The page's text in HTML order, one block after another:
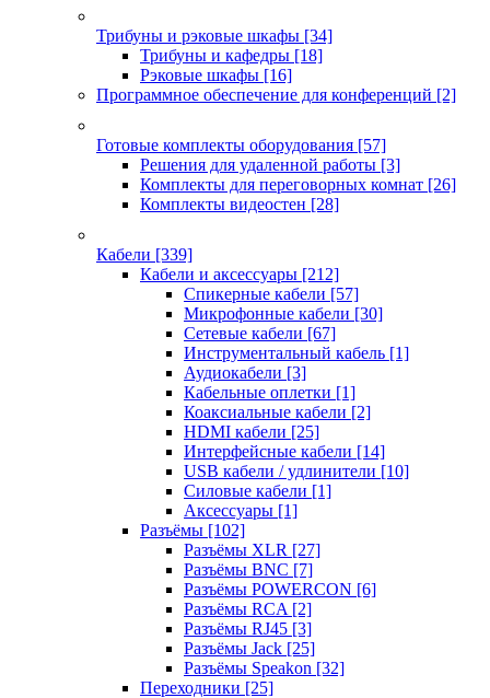
Трибуны и рэковые шкафы [34]
Трибуны и кафедры [18]
Рэковые шкафы [16]
Программное обеспечение для конференций [2]
Готовые комплекты оборудования [57]
Решения для удаленной работы [3]
Комплекты для переговорных комнат [26]
Комплекты видеостен [28]
Кабели [339]
Кабели и аксессуары [212]
Спикерные кабели [57]
Микрофонные кабели [30]
Сетевые кабели [67]
Инструментальный кабель [1]
Аудиокабели [3]
Кабельные оплетки [1]
Коаксиальные кабели [2]
HDMI кабели [25]
Интерфейсные кабели [14]
USB кабели / удлинители [10]
Силовые кабели [1]
Аксессуары [1]
Разъёмы [102]
Разъёмы XLR [27]
Разъёмы BNC [7]
Разъёмы POWERCON [6]
Разъёмы RCA [2]
Разъёмы RJ45 [3]
Разъёмы Jack [25]
Разъёмы Speakon [32]
Переходники [25]